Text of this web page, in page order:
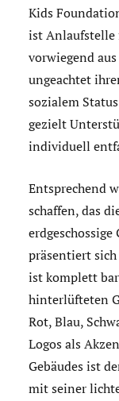
Kids
ist Anlaufstelle
vorwiegend
ungeachtet
sozialem
gezielt
individuell
Entsprechend
schaffen, das
erdgeschossige
präsentiert
ist komplett
hinterlüfteten
Rot, Blau,
Logos als
Gebäudes ist
mit seiner